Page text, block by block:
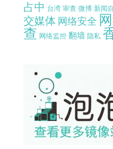
占中 台湾 审查 微博 新闻
交媒体 网络安全
查 网络监控 翻墙 隐私
pao-pao-banner-